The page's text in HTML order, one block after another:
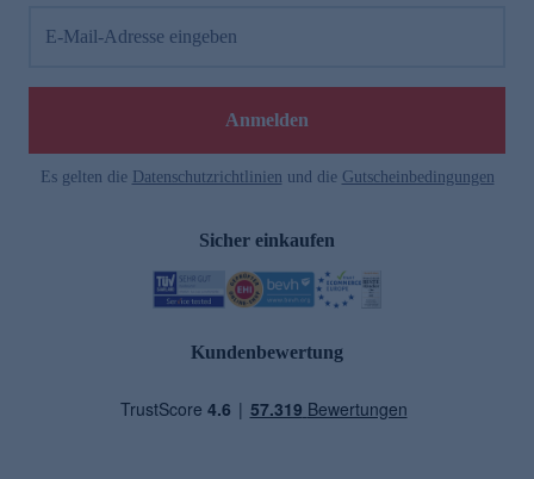
E-Mail-Adresse eingeben
Anmelden
Es gelten die Datenschutzrichtlinien und die Gutscheinbedingungen
Sicher einkaufen
Kundenbewertung